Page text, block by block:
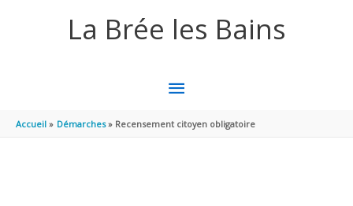
La Brée les Bains
MENU
PRINCIPAL
Accueil Démarches Recensement citoyen obligatoire